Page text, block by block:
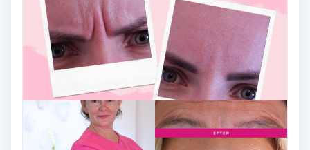
Brynplockning
Bröllopsuppsättning